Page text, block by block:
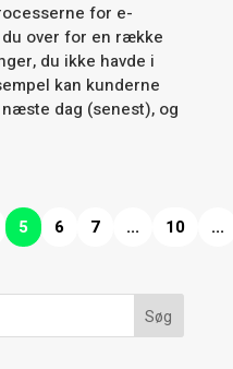
for e-
over for en række
du ikke havde i
kan kunderne
dag (senest), og
5 6 7 ... 10
...